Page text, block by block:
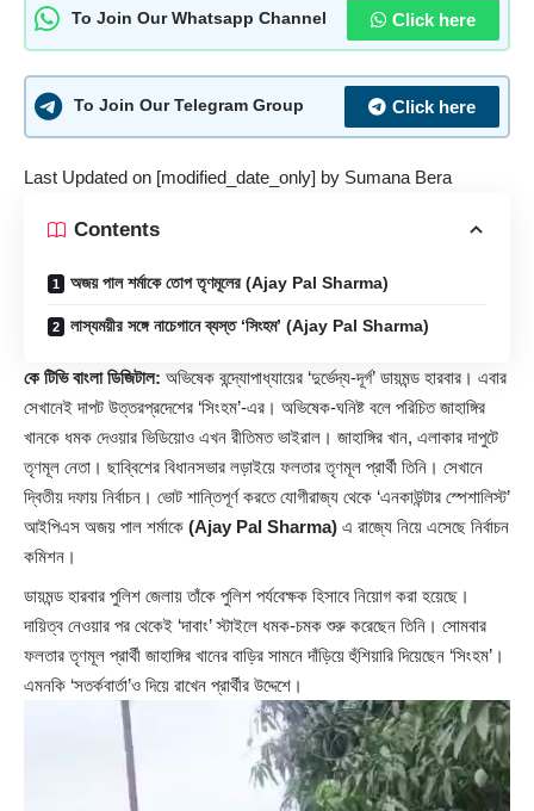
To Join Our Whatsapp Channel Click here
To Join Our Telegram Group Click here
Last Updated on [modified_date_only] by Sumana Bera
Contents
অজয় পাল শর্মাকে তোপ তৃণমূলের (Ajay Pal Sharma)
লাস্যময়ীর সঙ্গে নাচেগানে ব্যস্ত ‘সিংহম’ (Ajay Pal Sharma)
কে টিভি বাংলা ডিজিটাল: অভিষেক বন্দ্যোপাধ্যায়ের ‘দুর্ভেদ্য-দূর্গ’ ডায়মন্ড হারবার। এবার
সেখানেই দাপট উত্তরপ্রদেশের ‘সিংহম’-এর। অভিষেক-ঘনিষ্ট বলে পরিচিত জাহাঙ্গির
খানকে ধমক দেওয়ার ভিডিয়োও এখন রীতিমত ভাইরাল। জাহাঙ্গির খান, এলাকার দাপুটে
তৃণমূল নেতা। ছাব্বিশের বিধানসভার লড়াইয়ে ফলতার তৃণমূল প্রার্থী তিনি। সেখানে
দ্বিতীয় দফায় নির্বাচন। ভোট শান্তিপূর্ণ করতে যোগীরাজ্য থেকে ‘এনকাউন্টার স্পেশালিস্ট’
আইপিএস অজয় পাল শর্মাকে (Ajay Pal Sharma) এ রাজ্যে নিয়ে এসেছে নির্বাচন
কমিশন।
ডায়মন্ড হারবার পুলিশ জেলায় তাঁকে পুলিশ পর্যবেক্ষক হিসাবে নিয়োগ করা হয়েছে।
দায়িত্ব নেওয়ার পর থেকেই ‘দাবাং’ স্টাইলে ধমক-চমক শুরু করেছেন তিনি। সোমবার
ফলতার তৃণমূল প্রার্থী জাহাঙ্গির খানের বাড়ির সামনে দাঁড়িয়ে হুঁশিয়ারি দিয়েছেন ‘সিংহম’।
এমনকি ‘সতর্কবার্তা’ও দিয়ে রাখেন প্রার্থীর উদ্দেশে।